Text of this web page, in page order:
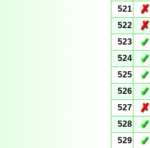
521
✗
522
✗
523
✓
524
✓
525
✓
526
✓
527
✗
528
✓
529
✓